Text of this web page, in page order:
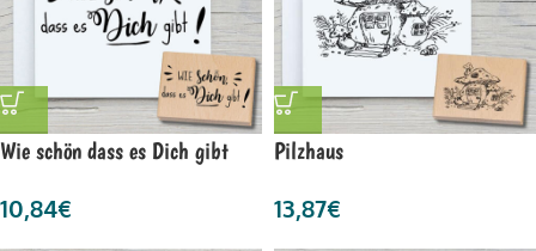
Wie schön dass es Dich gibt
10,84€
Pilzhaus
13,87€